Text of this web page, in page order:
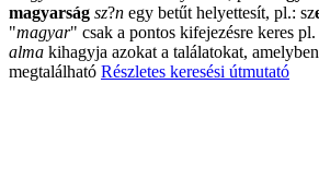
magyarság sz?n egy betűt helyettesít, pl.: sz
"magyar" csak a pontos kifejezésre keres pl.
alma kihagyja azokat a találatokat,
megtalálható Részletes keresési útmutató